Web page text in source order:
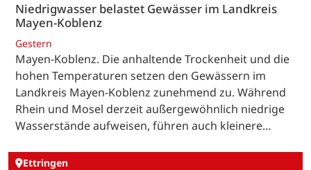
Niedrigwasser belastet Gewässer im Landkreis
Mayen-Koblenz
Gestern
Mayen-Koblenz. Die anhaltende Trockenheit und die
hohen Temperaturen setzen den Gewässern im
Landkreis Mayen-Koblenz zunehmend zu. Während
Rhein und Mosel derzeit außergewöhnlich niedrige
Wasserstände aufweisen, führen auch kleinere…
Ettringen